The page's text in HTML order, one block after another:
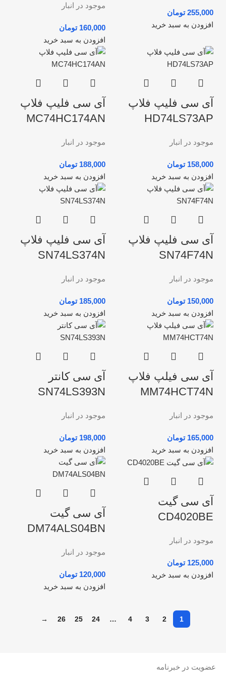
تومان
افزودن به سبد خرید
موجود در انبار
تومان
افزودن به سبد خرید
آی سی فلیپ فلاپ
HD74LS73AP
موجود در انبار
تومان
افزودن به سبد خرید
آی سی فلیپ فلاپ
MC74HC174AN
موجود در انبار
تومان
افزودن به سبد خرید
آی سی فلیپ فلاپ
SN74F74N
موجود در انبار
تومان
افزودن به سبد خرید
آی سی فلیپ فلاپ
SN74LS374N
موجود در انبار
تومان
افزودن به سبد خرید
آی سی فیلپ فلاپ
MM74HCT74N
موجود در انبار
تومان
افزودن به سبد خرید
آی سی کانتر
SN74LS393N
موجود در انبار
تومان
افزودن به سبد خرید
آی سی گیت
CD4020BE
موجود در انبار
تومان
افزودن به سبد خرید
آی سی گیت
DM74ALS04BN
موجود در انبار
تومان
افزودن به سبد خرید
1
2
3
4
…
24
25
26
→
عضویت در خبرنامه